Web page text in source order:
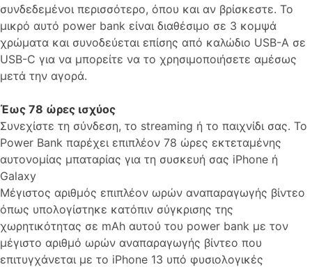
συνδεδεμένοι περισσότερο, όπου και αν βρίσκεστε. Το
μικρό αυτό power bank είναι διαθέσιμο σε 3 κομψά
χρώματα και συνοδεύεται επίσης από καλώδιο USB-A σε
USB-C για να μπορείτε να το χρησιμοποιήσετε αμέσως
μετά την αγορά.
Έως 78 ώρες ισχύος
Συνεχίστε τη σύνδεση, το streaming ή το παιχνίδι σας. Το
Power Bank παρέχει επιπλέον 78 ώρες εκτεταμένης
αυτονομίας μπαταρίας για τη συσκευή σας iPhone ή
Galaxy
Μέγιστος αριθμός επιπλέον ωρών αναπαραγωγής βίντεο
όπως υπολογίστηκε κατόπιν σύγκρισης της
χωρητικότητας σε mAh αυτού του power bank με τον
μέγιστο αριθμό ωρών αναπαραγωγής βίντεο που
επιτυγχάνεται με το iPhone 13 υπό φυσιολογικές